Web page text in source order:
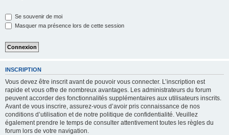
Se souvenir de moi
Masquer ma présence lors de cette session
INSCRIPTION
Vous devez être inscrit avant de pouvoir vous connecter. L’inscription est
rapide et vous offre de nombreux avantages. Les administrateurs du forum
peuvent accorder des fonctionnalités supplémentaires aux utilisateurs inscrits.
Avant de vous inscrire, assurez-vous d’avoir pris connaissance de nos
conditions d’utilisation et de notre politique de confidentialité. Veuillez
également prendre le temps de consulter attentivement toutes les règles du
forum lors de votre navigation.